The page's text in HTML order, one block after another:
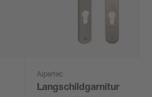
Alpertec
Langschildgarnitur